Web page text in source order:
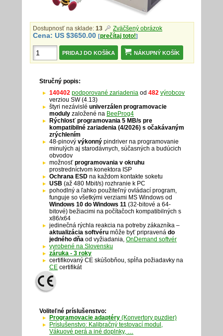
Dostupnosť na sklade: 13 Zväčšený obrázok
Cena: US $3650.00 [prečítaj toto!]
NÁKUPNÝ KOŠÍK
Stručný popis:
140402 podporované zariadenia od 482 výrobcov
verziou SW (4.13)
štyri nezávislé univerzálen programovacie
moduly založené na BeeProg4
Rýchlosť programovania 5 MB/s pre
kompatibilné zariadenia (4/2026) s očakávaným
zrýchlením
48-pinový výkonný pindriver na programovanie
minulých aj starodávnych, súčasných a budúcich
obvodov
možnosť programovania v okruhu
prostredníctvom konektora ISP
Ochrana ESD na každom kontakte soketu
USB (až 480 Mbit/s) rozhranie k PC
pohodlný a ľahko použiteľný ovládací program,
funguje so všetkými verziami MS Windows od
Windows 10 do Windows 11 (32-bitové a 64-
bitové) bežiacimi na počítačoch kompatibilných s
x86/x64
jedinečná rýchla reakcia na potreby zákazníka –
aktualizácia softvéru môže byť pripravená do
jedného dňa od vyžiadania, OnDemand softvér
vyrobené na Slovensku
záruka - 3 roky
certifikovaný CE skúšobňou, spĺňa požiadavky na
CE certifikát
Voliteľné príslušenstvo:
Programovacie adaptéry (Konvertory puzdier)
Príslušenstvo: Kalibračný testovací modul,
Vákuové perá a iné doplnky, …